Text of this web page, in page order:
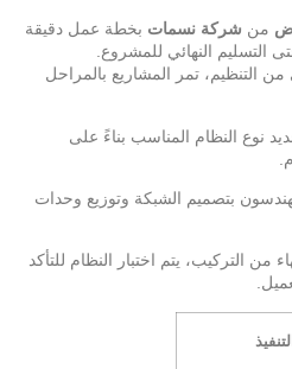
من شركة نسمات بخطة عمل دقيقة
التسليم النهائي للمشروع.
التنظيم، تمر المشاريع بالمراحل
نوع النظام المناسب بناءً على
بتصميم الشبكة وتوزيع وحدات
من التركيب، يتم اختبار النظام للتأكد